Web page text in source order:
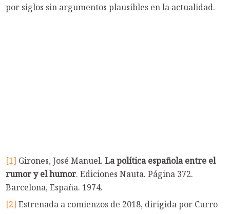
por siglos sin argumentos plausibles en la actualidad.
[1] Girones, José Manuel. La política española entre el
rumor y el humor. Ediciones Nauta. Página 372.
Barcelona, España. 1974.
[2] Estrenada a comienzos de 2018, dirigida por Curro